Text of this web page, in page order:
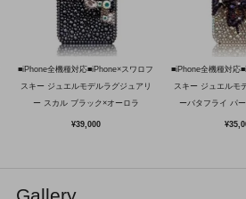
■iPhone全機種対応■iPhone×スワロフ
スキー ジュエルモデルラグジュアリ
ー スカル ブラック×オーロラ
¥39,000
■iPhone全機種対応
スキー ジュエルモ
ーバタフライ パ